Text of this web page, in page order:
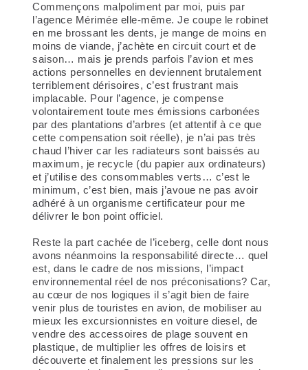
Commençons malpoliment par moi, puis par
l’agence Mérimée elle-même. Je coupe le robinet
en me brossant les dents, je mange de moins en
moins de viande, j’achète en circuit court et de
saison… mais je prends parfois l’avion et mes
actions personnelles en deviennent brutalement
terriblement dérisoires, c’est frustrant mais
implacable. Pour l’agence, je compense
volontairement toute mes émissions carbonées
par des plantations d’arbres (et attentif à ce que
cette compensation soit réelle), je n’ai pas très
chaud l’hiver car les radiateurs sont baissés au
maximum, je recycle (du papier aux ordinateurs)
et j’utilise des consommables verts… c’est le
minimum, c’est bien, mais j’avoue ne pas avoir
adhéré à un organisme certificateur pour me
délivrer le bon point officiel.
Reste la part cachée de l’iceberg, celle dont nous
avons néanmoins la responsabilité directe… quel
est, dans le cadre de nos missions, l’impact
environnemental réel de nos préconisations? Car,
au cœur de nos logiques il s’agit bien de faire
venir plus de touristes en avion, de mobiliser au
mieux les excursionnistes en voiture diesel, de
vendre des accessoires de plage souvent en
plastique, de multiplier les offres de loisirs et
découverte et finalement les pressions sur les